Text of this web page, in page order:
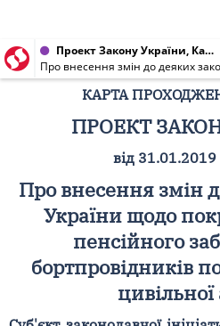
Проект Закону України, Карта проходження проекту від 31.01.2019 № 9517